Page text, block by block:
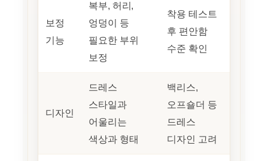
보정
기능
복부, 허리,
엉덩이 등
필요한 부위
보정
착용 테스트
후 편안함
수준 확인
디자인
드레스
스타일과
어울리는
색상과 형태
백리스,
오프숄더 등
드레스
디자인 고려